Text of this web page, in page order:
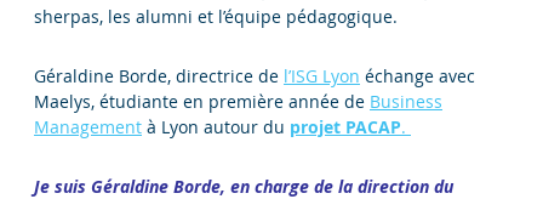
sherpas, les alumni et l’équipe pédagogique.
Géraldine Borde, directrice de l’ISG Lyon échange avec
Maelys, étudiante en première année de Business
Management à Lyon autour du projet PACAP.
Je suis Géraldine Borde, en charge de la direction du